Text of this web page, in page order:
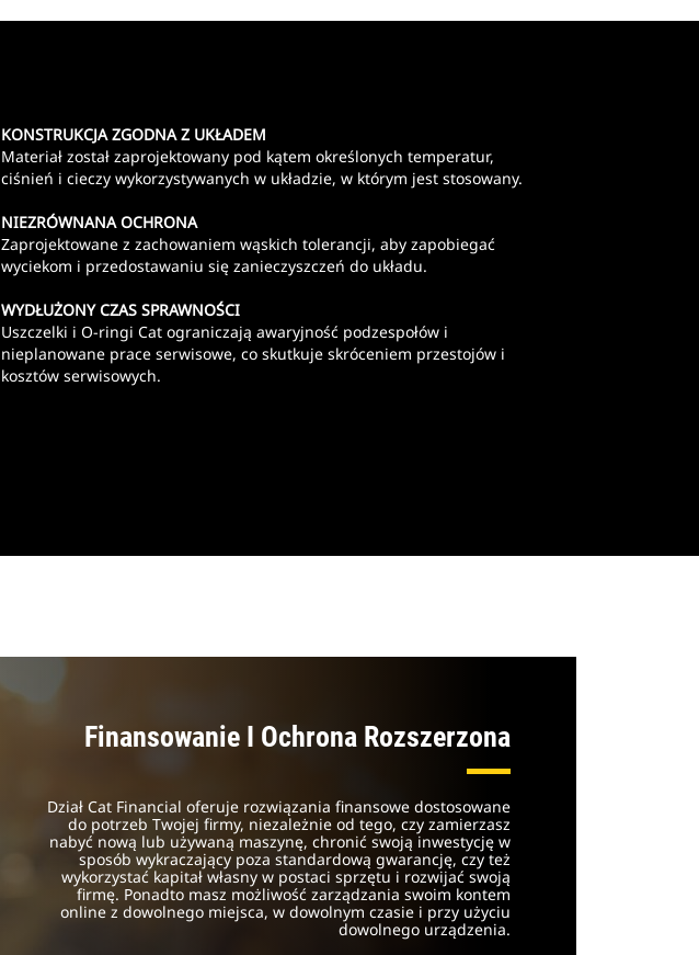
KONSTRUKCJA ZGODNA Z UKŁADEM
Materiał został zaprojektowany pod kątem określonych temperatur,
ciśnień i cieczy wykorzystywanych w układzie, w którym jest stosowany.
NIEZRÓWNANA OCHRONA
Zaprojektowane z zachowaniem wąskich tolerancji, aby zapobiegać
wyciekom i przedostawaniu się zanieczyszczeń do układu.
WYDŁUŻONY CZAS SPRAWNOŚCI
Uszczelki i O-ringi Cat ograniczają awaryjność podzespołów i
nieplanowane prace serwisowe, co skutkuje skróceniem przestojów i
kosztów serwisowych.
Finansowanie I Ochrona Rozszerzona
Dział Cat Financial oferuje rozwiązania finansowe dostosowane
do potrzeb Twojej firmy, niezależnie od tego, czy zamierzasz
nabyć nową lub używaną maszynę, chronić swoją inwestycję w
sposób wykraczający poza standardową gwarancję, czy też
wykorzystać kapitał własny w postaci sprzętu i rozwijać swoją
firmę. Ponadto masz możliwość zarządzania swoim kontem
online z dowolnego miejsca, w dowolnym czasie i przy użyciu
dowolnego urządzenia.